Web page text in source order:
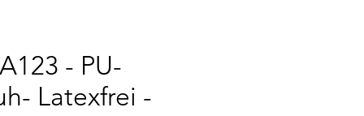
- PU-
Latexfrei -